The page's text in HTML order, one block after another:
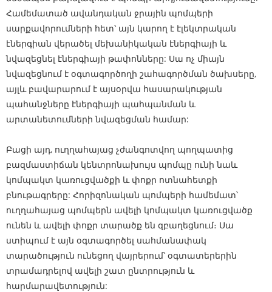
Համեմատած ավանդական ջրային պոմպերի
սարքավորումների հետ՝ այն կարող է էլեկտրական
էներգիան վերածել մեխանիկական էներգիայի և
նվազեցնել էներգիայի թափոնները: Սա ոչ միայն
նվազեցնում է օգտագործողի շահագործման ծախսերը,
այլև բավարարում է այսօրվա հասարակության
պահանջները էներգիայի պահպանման և
արտանետումների նվազեցման համար:
Բացի այդ, ուղղահայաց չժանգոտվող պողպատից
բազմաստիճան կենտրոնախույս պոմպը ունի նաև
կոմպակտ կառուցվածքի և փոքր ոտնահետքի
բնութագրերը: Հորիզոնական պոմպերի համեմատ՝
ուղղահայաց պոմպերն ավելի կոմպակտ կառուցվածք
ունեն և ավելի փոքր տարածք են զբաղեցնում։ Սա
ստիպում է այն օգտագործել սահմանափակ
տարածություն ունեցող վայրերում՝ օգտատերերին
տրամադրելով ավելի շատ ընտրություն և
հարմարավետություն: